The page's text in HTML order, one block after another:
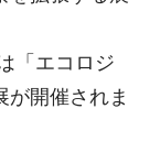
「エコロジ
が開催されま